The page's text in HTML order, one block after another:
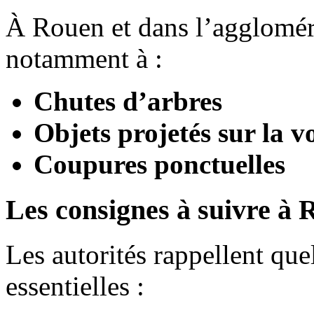
À Rouen et dans
notamment à :
Chutes d’arbres
Objets projetés sur la
Coupures ponctuelles
Les consignes à suivre à
Les autorités rappellent
essentielles :